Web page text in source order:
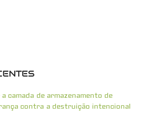
camada de armazenamento de
contra a destruição intencional